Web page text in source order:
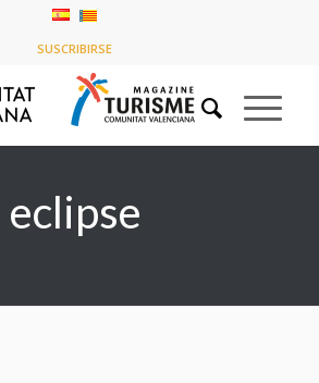
SUSCRIBIRSE
eclipse